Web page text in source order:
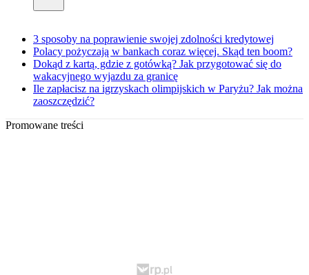
3 sposoby na poprawienie swojej zdolności kredytowej
Polacy pożyczają w bankach coraz więcej. Skąd ten boom?
Dokąd z kartą, gdzie z gotówką? Jak przygotować się do
wakacyjnego wyjazdu za granicę
Ile zapłacisz na igrzyskach olimpijskich w Paryżu? Jak można
zaoszczędzić?
Promowane treści